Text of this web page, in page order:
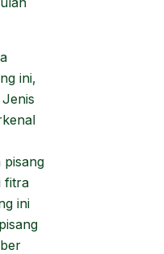
ini,
pisang
fitra
ini